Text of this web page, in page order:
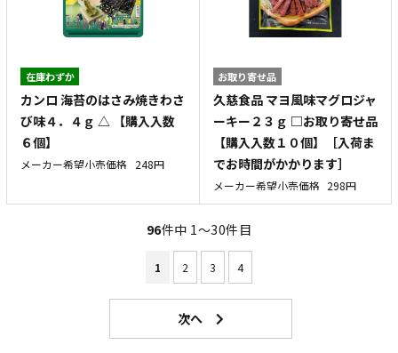
在庫わずか
カンロ 海苔のはさみ焼きわさ
び味４．４ｇ △ 【購入入数
６個】
メーカー希望小売価格 248円
お取り寄せ品
久慈食品 マヨ風味マグロジャ
ーキー２３ｇ □お取り寄せ品
【購入入数１０個】［入荷ま
でお時間がかかります］
メーカー希望小売価格 298円
96件中 1〜30件目
1 2 3 4